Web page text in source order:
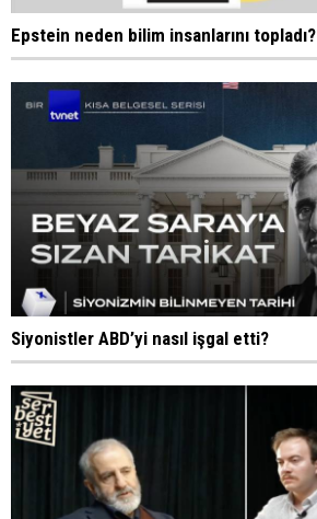
Epstein neden bilim insanlarını topladı?
Siyonistler ABD’yi nasıl işgal etti?